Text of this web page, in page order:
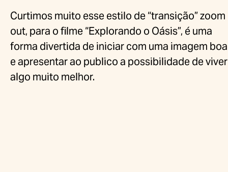
Curtimos muito esse estilo de “transição” zoom
out, para o filme “Explorando o Oásis”, é uma
forma divertida de iniciar com uma imagem boa
e apresentar ao publico a possibilidade de viver
algo muito melhor.